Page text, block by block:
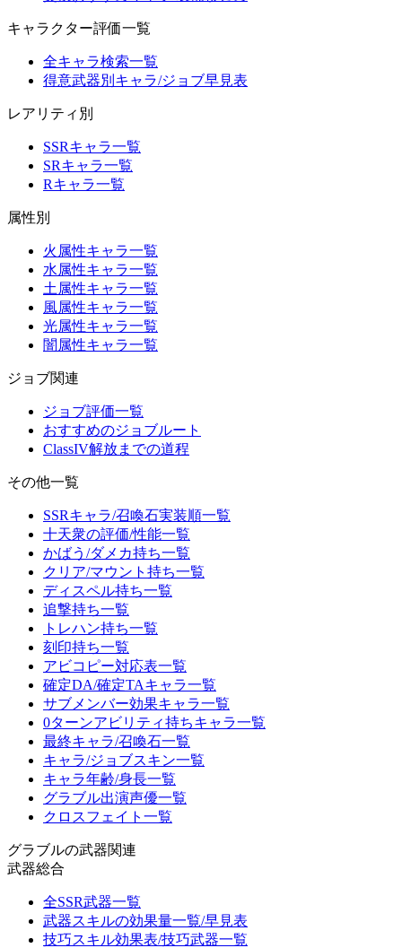
キャラクター評価一覧
全キャラ検索一覧
得意武器別キャラ/ジョブ早見表
レアリティ別
SSRキャラ一覧
SRキャラ一覧
Rキャラ一覧
属性別
火属性キャラ一覧
水属性キャラ一覧
土属性キャラ一覧
風属性キャラ一覧
光属性キャラ一覧
闇属性キャラ一覧
ジョブ関連
ジョブ評価一覧
おすすめのジョブルート
ClassIV解放までの道程
その他一覧
SSRキャラ/召喚石実装順一覧
十天衆の評価/性能一覧
かばう/ダメカ持ち一覧
クリア/マウント持ち一覧
ディスペル持ち一覧
追撃持ち一覧
トレハン持ち一覧
刻印持ち一覧
アビコピー対応表一覧
確定DA/確定TAキャラ一覧
サブメンバー効果キャラ一覧
0ターンアビリティ持ちキャラ一覧
最終キャラ/召喚石一覧
キャラ/ジョブスキン一覧
キャラ年齢/身長一覧
グラブル出演声優一覧
クロスフェイト一覧
グラブルの武器関連
武器総合
全SSR武器一覧
武器スキルの効果量一覧/早見表
技巧スキル効果表/技巧武器一覧